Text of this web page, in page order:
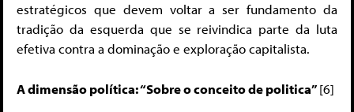
estratégicos que devem voltar a ser fundamento da
tradição da esquerda que se reivindica parte da luta
efetiva contra a dominação e exploração capitalista.
A dimensão política: “Sobre o conceito de politica”[6]